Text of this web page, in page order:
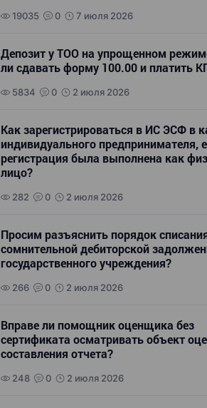
19035 0 7 июля 2026
Депозит у ТОО на упрощенном
ли сдавать форму 100.00 и платить
5834 0 2 июля 2026
Как зарегистрироваться в ИС ЭСФ в
индивидуального предпринимателя,
регистрация была выполнена как
лицо?
282 0 2 июля 2026
Просим разъяснить порядок
сомнительной дебиторской
государственного учреждения?
266 0 2 июля 2026
Вправе ли помощник оценщика без
сертификата осматривать объект
составления отчета?
248 0 2 июля 2026